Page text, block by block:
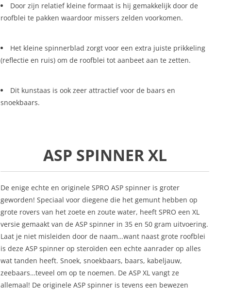
Door zijn relatief kleine formaat is hij gemakkelijk door de
roofblei te pakken waardoor missers zelden voorkomen.
Het kleine spinnerblad zorgt voor een extra juiste prikkeling
(reflectie en ruis) om de roofblei tot aanbeet aan te zetten.
Dit kunstaas is ook zeer attractief voor de baars en
snoekbaars.
ASP SPINNER XL
De enige echte en originele SPRO ASP spinner is groter
geworden! Speciaal voor diegene die het gemunt hebben op
grote rovers van het zoete en zoute water, heeft SPRO een XL
versie gemaakt van de ASP spinner in 35 en 50 gram uitvoering.
Laat je niet misleiden door de naam…want naast grote roofblei
is deze ASP spinner op steroïden een echte aanrader op alles
wat tanden heeft. Snoek, snoekbaars, baars, kabeljauw,
zeebaars…teveel om op te noemen. De ASP XL vangt ze
allemaal! De originele ASP spinner is tevens een bewezen